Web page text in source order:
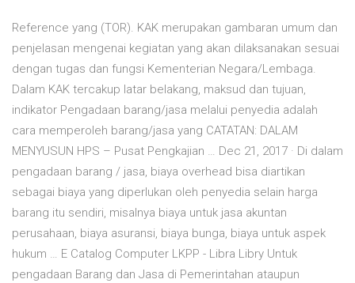
Reference yang (TOR). KAK merupakan gambaran umum dan
penjelasan mengenai kegiatan yang akan dilaksanakan sesuai
dengan tugas dan fungsi Kementerian Negara/Lembaga.
Dalam KAK tercakup latar belakang, maksud dan tujuan,
indikator Pengadaan barang/jasa melalui penyedia adalah
cara memperoleh barang/jasa yang CATATAN: DALAM
MENYUSUN HPS – Pusat Pengkajian … Dec 21, 2017 · Di dalam
pengadaan barang / jasa, biaya overhead bisa diartikan
sebagai biaya yang diperlukan oleh penyedia selain harga
barang itu sendiri, misalnya biaya untuk jasa akuntan
perusahaan, biaya asuransi, biaya bunga, biaya untuk aspek
hukum … E Catalog Computer LKPP - Libra Libry Untuk
pengadaan Barang dan Jasa di Pemerintahan ataupun